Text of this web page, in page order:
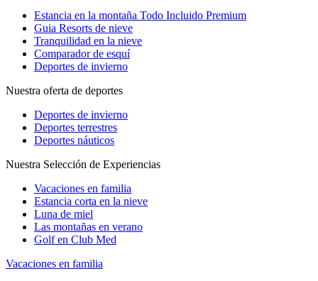
Estancia en la montaña Todo Incluido Premium
Guia Resorts de nieve
Tranquilidad en la nieve
Comparador de esquí
Deportes de invierno
Nuestra oferta de deportes
Deportes de invierno
Deportes terrestres
Deportes náuticos
Nuestra Selección de Experiencias
Vacaciones en familia
Estancia corta en la nieve
Luna de miel
Las montañas en verano
Golf en Club Med
Vacaciones en familia